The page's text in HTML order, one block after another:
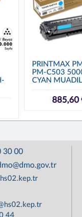
PRINTMAX
PM-C503
CYAN
885,60
30 00
44